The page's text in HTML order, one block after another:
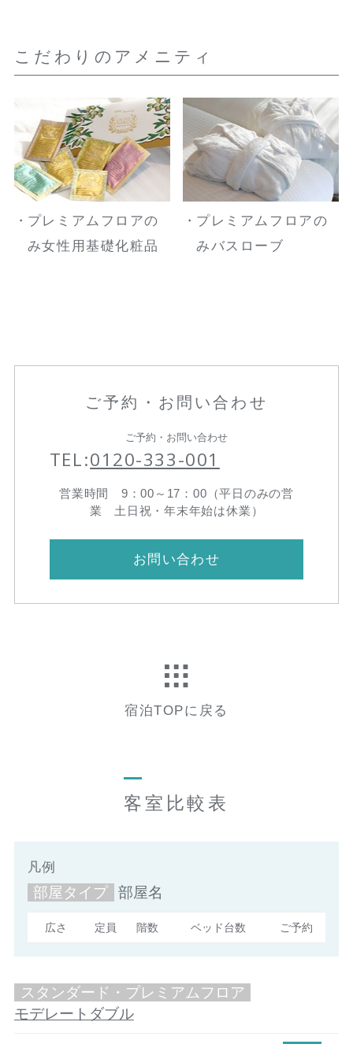
こだわりのアメニティ
プレミアムフロアの
み女性用基礎化粧品
プレミアムフロアの
みバスローブ
ご予約・お問い合わせ
ご予約・お問い合わせ
TEL:0120-333-001
営業時間 9：00～17：00（平日のみの営
業 土日祝・年末年始は休業）
お問い合わせ
宿泊TOPに戻る
客室比較表
凡例
部屋タイプ 部屋名
広さ 定員 階数 ベッド台数 ご予約
スタンダード・プレミアムフロア
モデレートダブル